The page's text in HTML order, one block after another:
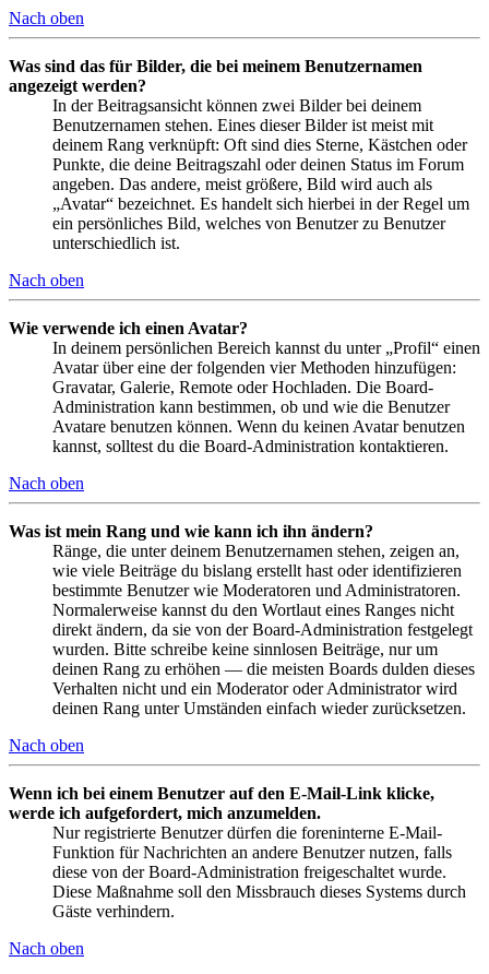
Nach oben
Was sind das für Bilder, die bei meinem Benutzernamen
angezeigt werden?
In der Beitragsansicht können zwei Bilder bei deinem
Benutzernamen stehen. Eines dieser Bilder ist meist mit
deinem Rang verknüpft: Oft sind dies Sterne, Kästchen oder
Punkte, die deine Beitragszahl oder deinen Status im Forum
angeben. Das andere, meist größere, Bild wird auch als
„Avatar“ bezeichnet. Es handelt sich hierbei in der Regel um
ein persönliches Bild, welches von Benutzer zu Benutzer
unterschiedlich ist.
Nach oben
Wie verwende ich einen Avatar?
In deinem persönlichen Bereich kannst du unter „Profil“ einen
Avatar über eine der folgenden vier Methoden hinzufügen:
Gravatar, Galerie, Remote oder Hochladen. Die Board-
Administration kann bestimmen, ob und wie die Benutzer
Avatare benutzen können. Wenn du keinen Avatar benutzen
kannst, solltest du die Board-Administration kontaktieren.
Nach oben
Was ist mein Rang und wie kann ich ihn ändern?
Ränge, die unter deinem Benutzernamen stehen, zeigen an,
wie viele Beiträge du bislang erstellt hast oder identifizieren
bestimmte Benutzer wie Moderatoren und Administratoren.
Normalerweise kannst du den Wortlaut eines Ranges nicht
direkt ändern, da sie von der Board-Administration festgelegt
wurden. Bitte schreibe keine sinnlosen Beiträge, nur um
deinen Rang zu erhöhen — die meisten Boards dulden dieses
Verhalten nicht und ein Moderator oder Administrator wird
deinen Rang unter Umständen einfach wieder zurücksetzen.
Nach oben
Wenn ich bei einem Benutzer auf den E-Mail-Link klicke,
werde ich aufgefordert, mich anzumelden.
Nur registrierte Benutzer dürfen die foreninterne E-Mail-
Funktion für Nachrichten an andere Benutzer nutzen, falls
diese von der Board-Administration freigeschaltet wurde.
Diese Maßnahme soll den Missbrauch dieses Systems durch
Gäste verhindern.
Nach oben